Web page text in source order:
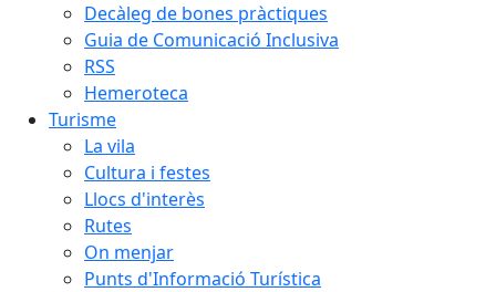
Decàleg de bones pràctiques
Guia de Comunicació Inclusiva
RSS
Hemeroteca
Turisme
La vila
Cultura i festes
Llocs d'interès
Rutes
On menjar
Punts d'Informació Turística